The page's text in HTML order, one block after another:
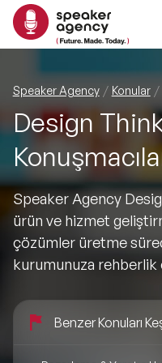
KONUŞMACILAR
Yerel Konuşmacılar
Global
Exclusive
Tüm Konuşmacılar
KONULAR
Öne Çıkan
Exclusive
Ünlü Konuşmacılar
İlham Veren
ÇÖZÜMLER
Keynote &
Master Class
Akış Sunumu &
INFLUENCER
Biz Kimiz?
BLOG
Speaker Agency Konular
Design
Speaker Agency
ürün ve hizmet
çözümler üretme
kurumunuza rehberlik
Benzer Konuları